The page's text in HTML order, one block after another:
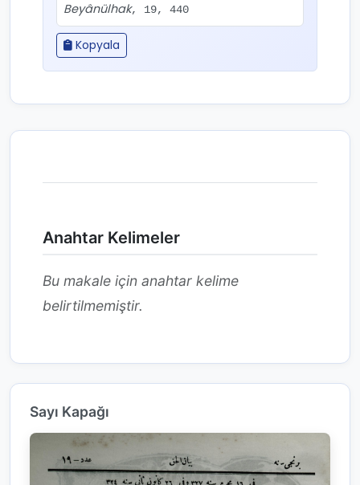
Beyânülhak, 19, 440
Kopyala
Anahtar Kelimeler
Bu makale için anahtar kelime
belirtilmemiştir.
Sayı Kapağı